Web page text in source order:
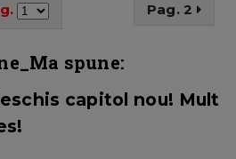
Pag. 2
spune:
capitol nou! Mult